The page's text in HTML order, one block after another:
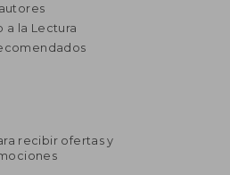
a la Lectura
recibir ofertas y